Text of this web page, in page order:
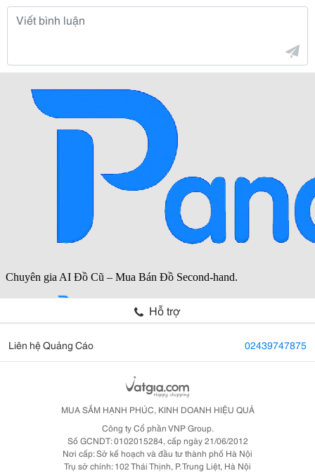
Hỗ trợ
Liên hệ Quảng Cáo 02439747875
MUA SẮM HẠNH PHÚC, KINH DOANH HIỆU QUẢ
Công ty Cổ phần VNP Group.
Số GCNDT: 0102015284, cấp ngày 21/06/2012
Nơi cấp: Sở kế hoạch và đầu tư thành phố Hà Nội
Trụ sở chính: 102 Thái Thịnh, P. Trung Liệt, Hà Nội